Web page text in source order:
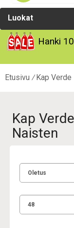
Luokat
Hanki
Etusivu Kap
Kap
Naisten